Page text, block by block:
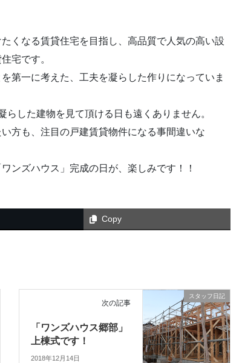
くなる賃貸住宅を目指し、高品質で人気の高い設
宅です。
第一に考えた、工夫を凝らした作りになっていま
した建物を見て頂ける日も遠くありません。
方も、注目の戸建賃貸物件になる事間違いな
ンズハウス」完成の日が、楽しみです！！
Copy
スタッフ日記
次の記事
「ワンズハウス郷部」
上棟式です！
2018年12月14日